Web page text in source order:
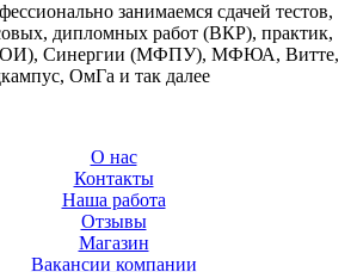
занимаемся сдачей тестов,
дипломных работ (ВКР), практик,
Синергии (МФПУ), МФЮА, Витте,
ОмГа и так далее
О нас
Контакты
Наша работа
Отзывы
Магазин
Вакансии компании